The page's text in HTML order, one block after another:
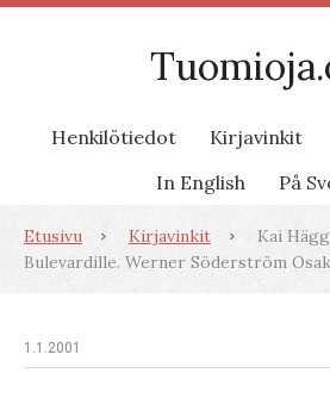
Henkilötiedot Kirjavinkit
In English
På
Etusivu Kirjavinkit
Kai
Bulevardille. Werner Söderström
1.1.2001